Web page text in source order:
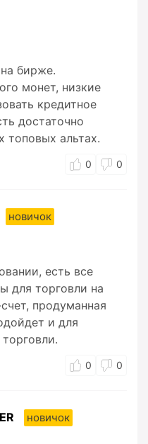
бирже.
монет, низкие
кредитное
достаточно
топовых альтах.
0 0
новичок
есть все
для торговли на
продуманная
и для
0 0
новичок